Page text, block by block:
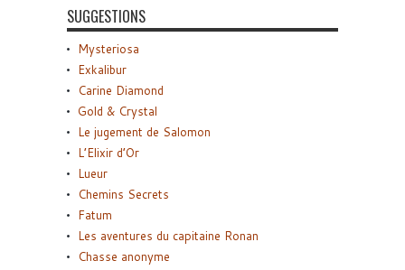
SUGGESTIONS
Mysteriosa
Exkalibur
Carine Diamond
Gold & Crystal
Le jugement de Salomon
L’Elixir d’Or
Lueur
Chemins Secrets
Fatum
Les aventures du capitaine Ronan
Chasse anonyme